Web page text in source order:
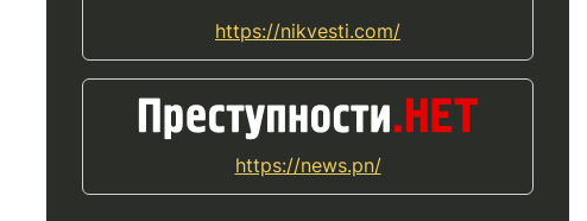
https://nikvesti.com/
https://news.pn/